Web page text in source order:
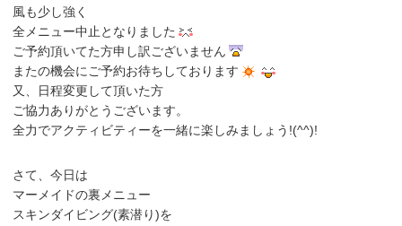
風も少し強く
全メニュー中止となりました
ご予約頂いてた方申し訳ございません
またの機会にご予約お待ちしております
又、日程変更して頂いた方
ご協力ありがとうございます。
全力でアクティビティーを一緒に楽しみましょう!(^^)!
さて、今日は
マーメイドの裏メニュー
スキンダイビング(素潜り)を